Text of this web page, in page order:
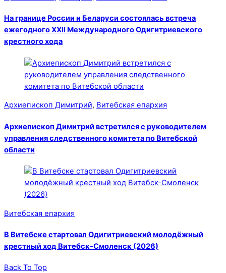
На границе России и Беларуси состоялась встреча
ежегодного XXII Международного Одигитриевского
крестного хода
Архиепископ Димитрий, Витебская епархия
Архиепископ Димитрий встретился с руководителем
управления следственного комитета по Витебской
области
Витебская епархия
В Витебске стартовал Одигитриевский молодёжный
крестный ход Витебск-Смоленск (2026)
Back To Top